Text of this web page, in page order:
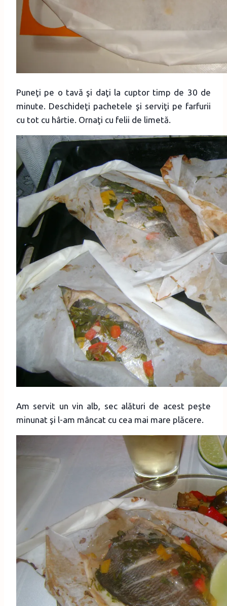
Puneţi pe o tavă şi daţi la cuptor timp de 30 de
minute. Deschideţi pachetele şi serviţi pe farfurii
cu tot cu hârtie. Ornaţi cu felii de limetă.
Am servit un vin alb, sec alături de acest peşte
minunat şi l-am mâncat cu cea mai mare plăcere.